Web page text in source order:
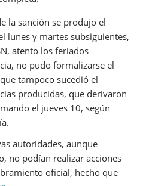
la sanción se produjo el
lunes y martes subsiguientes,
atento los feriados
no pudo formalizarse el
tampoco sucedió el
producidas, que derivaron
el jueves 10, según
autoridades, aunque
no podían realizar acciones
oficial, hecho que